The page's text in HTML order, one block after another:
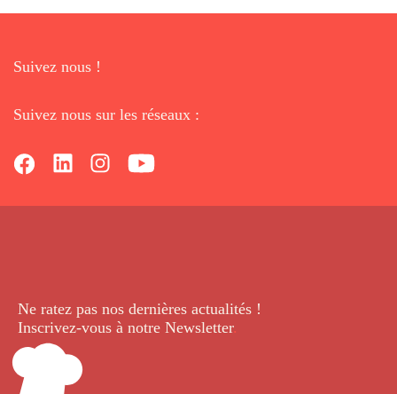
Suivez nous !
Suivez nous sur les réseaux :
Ne ratez pas nos dernières actualités !
Inscrivez-vous à notre Newsletter.